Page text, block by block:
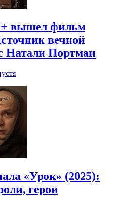
вышел фильм
вечной
Натали Портман
«Урок» (2025):
герои